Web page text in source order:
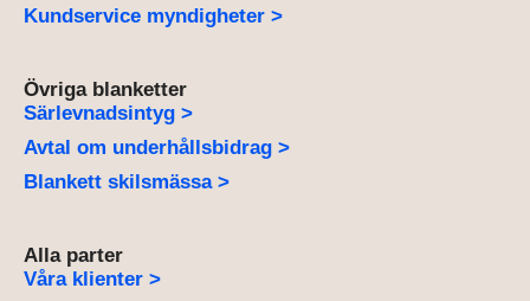
Kundservice myndigheter >
Övriga blanketter
Särlevnadsintyg >
Avtal om underhållsbidrag >
Blankett skilsmässa >
Alla parter
Våra klienter >